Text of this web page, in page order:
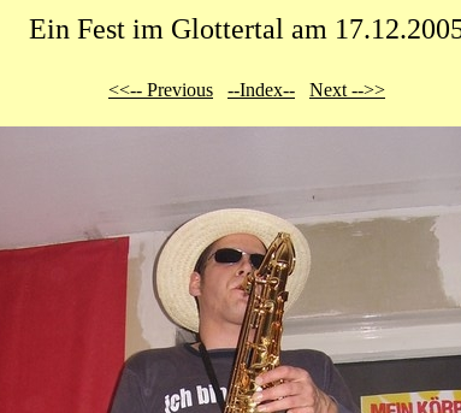
Ein Fest im Glottertal am
<<-- Previous --Index-- Next -->>